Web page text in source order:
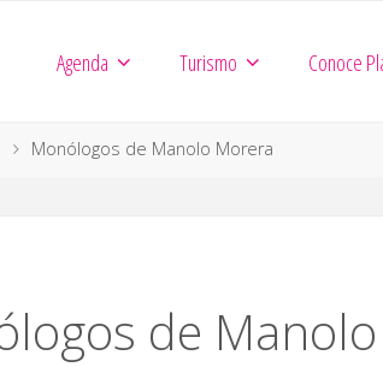
Agenda Turismo Conoce
Monólogos de Manolo Morera
de